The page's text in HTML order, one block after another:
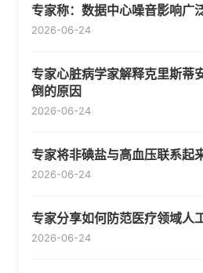
专家称：数据中心噪音影响广
2026-06-24
专家心脏病学家解释克里斯蒂
倒的原因
2026-06-24
专家将非碘盐与高血压联系起
2026-06-24
专家分享如何防范医疗领域人
2026-06-24